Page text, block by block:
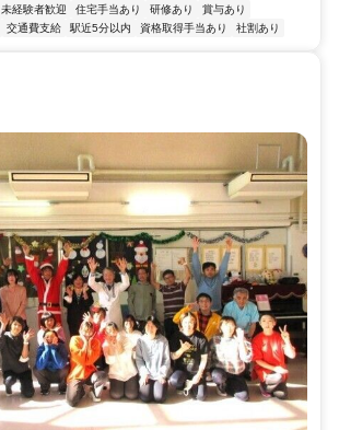
未経験者歓迎 住宅手当あり 研修あり
賞与あり
交通費支給 駅近5分以内 資格取得手当あり 社割あり